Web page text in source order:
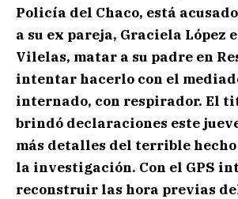
Policía del Chaco, está
a su ex pareja, Graciela López
Vilelas, matar a su padre en
intentar hacerlo con el
internado, con respirador. El
brindó declaraciones este
más detalles del terrible hecho
la investigación. Con el GPS
reconstruir las hora previas